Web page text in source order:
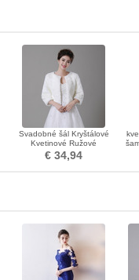
Svadobné šál Kryštálové
Kvetinové Ružové
Vonkajšie Jednoduché
jeseň
€ 34,94